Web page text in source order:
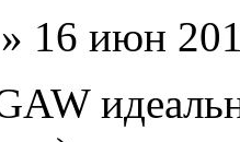
» 16 июн